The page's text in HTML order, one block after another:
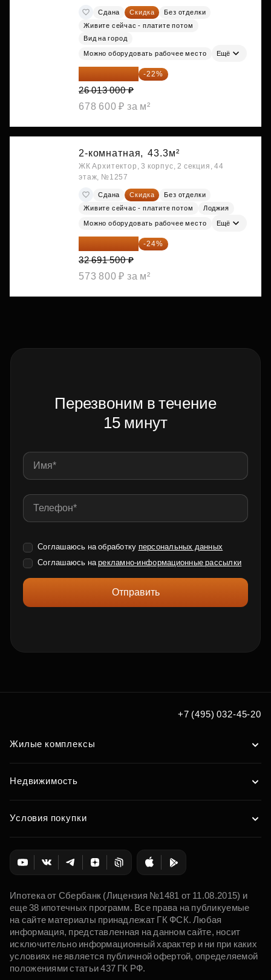
Сдана Скидка
Без отделки
Живите сейчас - платите потом
Вид на город
Можно оборудовать рабочее место Ещё
20 290 140 ₽ -22%
26 013 000 ₽
678 600 ₽ за м²
2-комнатная, 43.3м²
ЖК Архитектор, 3 корпус, 2 секция, 44
этаж, №1257
Сдана Скидка
Без отделки
Живите сейчас - платите потом
Лоджия
Можно оборудовать рабочее место Ещё
24 845 540 ₽ -24%
32 691 500 ₽
573 800 ₽ за м²
Перезвоним в течение
15 минут
Соглашаюсь на обработку персональных данных
Соглашаюсь нарекламно-информационные рассылки
Отправить
+7 (495) 032-45-20
Жилые комплексы
Недвижимость
Условия покупки
Ипотека от Сбербанк (Лицензия №1481 от 11.08.2015) и
еще 38 ипотечных программ. Все права на публикуемые
на сайте материалы принадлежат ГК ФСК. Любая
информация, представленная на данном сайте, носит
исключительно информационный характер и ни при каких
условиях не является публичной офертой, определяемой
положениями статьи 437 ГК РФ.